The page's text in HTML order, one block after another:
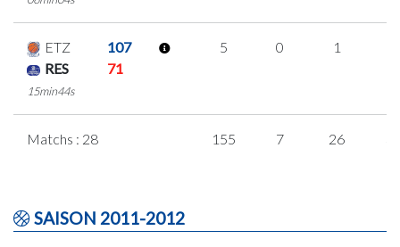
ETZ
107
RES
71
15min44s
5 0 1
Matchs : 28 155 7 26
SAISON 2011-2012